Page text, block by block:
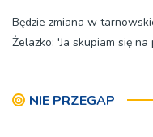
Będzie zmiana w
Żelazko: 'Ja skupiam się
NIE PRZEGAP